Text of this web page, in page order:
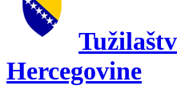
Hercegovine